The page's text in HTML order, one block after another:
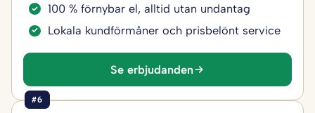
100 % förnybar el, alltid utan undantag
Lokala kundförmåner och prisbelönt service
Se erbjudanden
#6